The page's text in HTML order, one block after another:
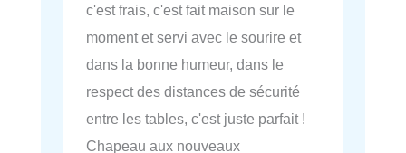
c'est frais, c'est fait maison sur le
moment et servi avec le sourire et
dans la bonne humeur, dans le
respect des distances de sécurité
entre les tables, c'est juste parfait !
Chapeau aux nouveaux